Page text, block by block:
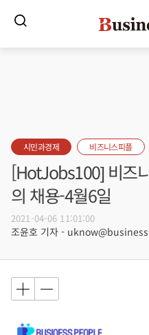
시민과경제 비즈니스피플
[HotJobs100] 비즈
의 채용-4월6일
2021-04-06 11:01:00
조윤호 기자 -